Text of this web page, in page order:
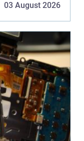
03 August 2026